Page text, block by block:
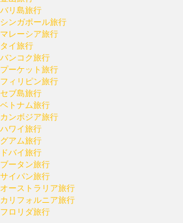
バリ島旅行
シンガポール旅行
マレーシア旅行
タイ旅行
バンコク旅行
プーケット旅行
フィリピン旅行
セブ島旅行
ベトナム旅行
カンボジア旅行
ハワイ旅行
グアム旅行
ドバイ旅行
ブータン旅行
サイパン旅行
オーストラリア旅行
カリフォルニア旅行
フロリダ旅行